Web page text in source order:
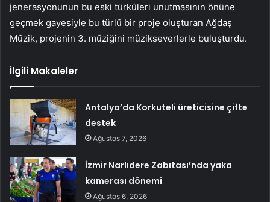
jenerasyonunun bu eski türküleri unutmasının önüne
geçmek gayesiyle bu türlü bir proje oluşturan Ağdaş
Müzik, projenin 3. müziğini müzikseverlerle buluşturdu.
İlgili Makaleler
Antalya’da Korkuteli üreticisine çifte
destek
Ağustos 7, 2026
İzmir Narlıdere Zabıtası’nda yaka
kamerası dönemi
Ağustos 6, 2026